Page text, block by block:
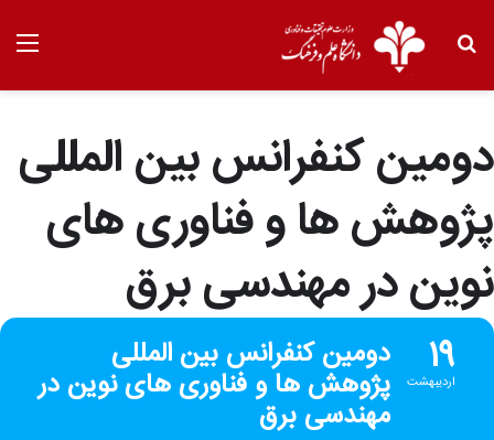
دومین کنفرانس بین المللی
پژوهش ها و فناوری های
نوین در مهندسی برق
19
اردیبهشت
دومین کنفرانس بین المللی
پژوهش ها و فناوری های نوین در
مهندسی برق